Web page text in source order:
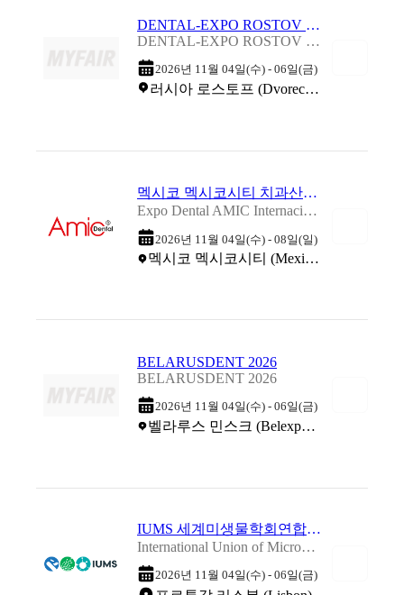
DENTAL-EXPO ROSTOV 2026
DENTAL-EXPO ROSTOV 2026
2026년 11월 04일(수) - 06일(금)
러시아 로스토프 (Dvorec sporta, Rostov)
멕시코 멕시코시티 치과산업 전시회 2026 (추계)
Expo Dental AMIC Internacional 2026 (Autumn)
2026년 11월 04일(수) - 08일(일)
멕시코 멕시코시티 (Mexico World Trade Center)
BELARUSDENT 2026
BELARUSDENT 2026
2026년 11월 04일(수) - 06일(금)
벨라루스 민스크 (Belexpo - 14, Pobediteley ave.)
IUMS 세계미생물학회연합총회 2026
International Union of Microbiological Societies 2026
2026년 11월 04일(수) - 06일(금)